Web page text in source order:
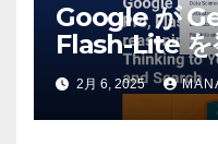
Google が
Flash-Lite を
Flash
マップ、検索
2月 6, 2025